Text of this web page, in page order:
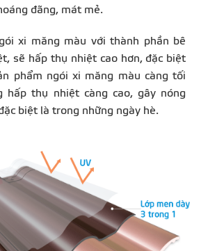
đãng, mát mẻ.
xi măng màu với thành phần bê
sẽ hấp thụ nhiệt cao hơn, đặc biệt
phẩm ngói xi măng màu càng tối
hấp thụ nhiệt càng cao, gây nóng
biệt là trong những ngày hè.